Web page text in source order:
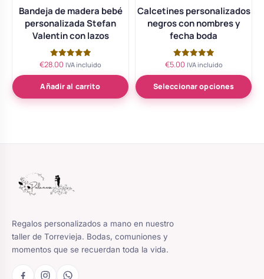
Bandeja de madera bebé
personalizada Stefan
Valentin con lazos
Valorado
5.00
de 5
€28.00 IVA incluido
Añadir al carrito
Calcetines personalizados
negros con nombres y
fecha boda
Valorado
5.00
de 5
€5.00 IVA incluido
Seleccionar opciones
Regalos personalizados a mano en nuestro
taller de Torrevieja. Bodas, comuniones y
momentos que se recuerdan toda la vida.